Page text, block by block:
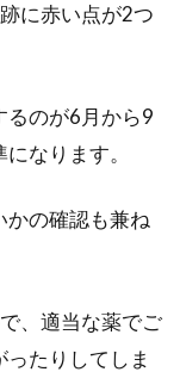
に赤い点が2つ
るのが6月から9
なります。
かの確認も兼ね
、適当な薬でご
たりしてしま